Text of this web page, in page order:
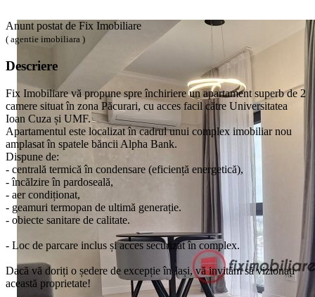
Anunt postat de Fix Imobiliare
( agentie imobiliara )
Descriere
Fix Imobiliare vă propune spre închiriere un apartament superb de 2
camere situat în zona Păcurari, cu acces facil către Universitatea
Ioan Cuza și UMF.
Apartamentul este localizat în cadrul unui complex imobiliar nou
amplasat în spatele băncii Alpha Bank.
Dispune de:
- centrală termică în condensare (eficiență energetică),
- încălzire în pardoseală,
- aer condiționat,
- geamuri termopan de ultimă generație.
- obiecte sanitare de calitate.
- Loc de parcare inclus și acces securizat în complex.
Dacă vă doriți o ședere de excepție în Iași, vă invităm să vizionați
această proprietate!